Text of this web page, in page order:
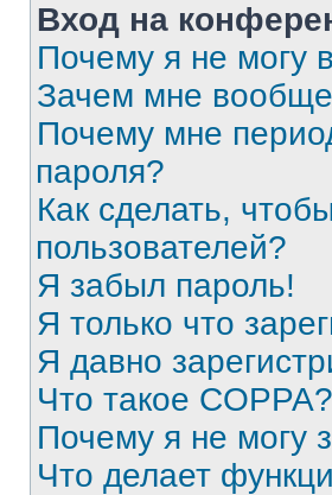
Вход на
Почему я не могу
Зачем мне вообще
Почему мне
пароля?
Как сделать,
пользователей?
Я забыл пароль!
Я только что
Я давно
Что такое COPPA?
Почему я не могу
Что делает